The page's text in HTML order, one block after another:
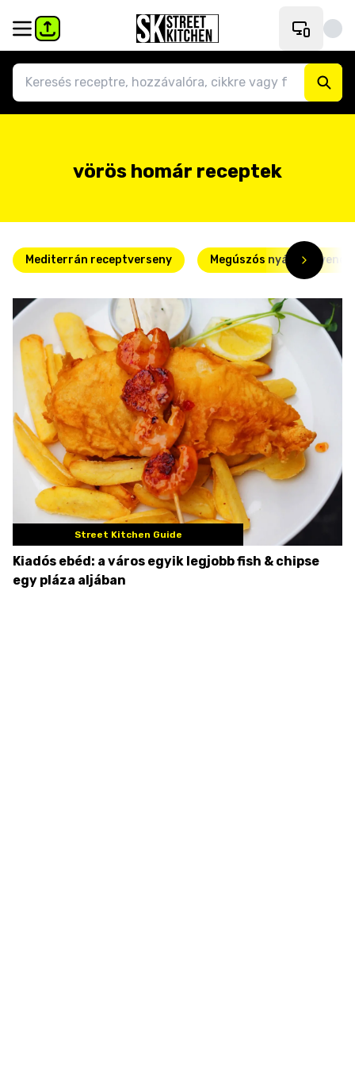
vörös homár receptek
Mediterrán receptverseny Megúszós nyári
Street Kitchen Guide
Kiadós ebéd: a város egyik legjobb fish & chipse
egy pláza aljában